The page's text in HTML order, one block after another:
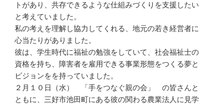
トがあり、共存できるような仕組みづくりを支援したい
と考えていました。
私の考えを理解し協力してくれる、地元の若き経営者に
心当たりがありました。
彼は、学生時代に福祉の勉強をしていて、社会福祉士の
資格を持ち、障害者を雇用できる事業形態をつくる夢と
ビジョンをを持っていました。
２月１０日（水） 「手をつなぐ親の会」 の皆さんと
ともに、三好市池田町にある彼の関わる農業法人に見学